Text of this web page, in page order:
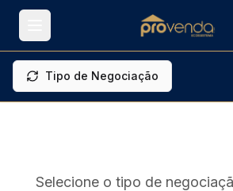
Tipo de Negociação
Selecione o tipo de